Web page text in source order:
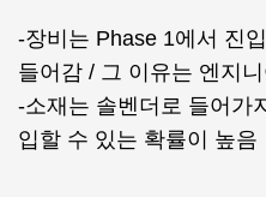
-장비는 Phase 1에서 진
들어감 / 그 이유는 엔지
-소재는 솔벤더로 들어가
입할 수 있는 확률이 높음